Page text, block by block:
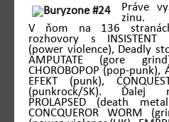
Práve
zinu.
V ňom na 136
rozhovory s INSISTENT
(power violence), Deadly
AMPUTATE (gore
CHOROBOPOP (pop-punk),
EFEKT (punk),
(punkrock/SK). Ďalej
PROLAPSED (death
CONCQUEROR WORM